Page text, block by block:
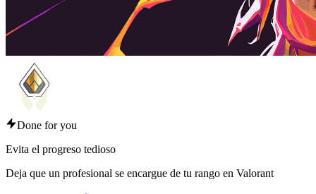
Done for you
Evita el progreso tedioso
Deja que un profesional se encargue de tu rango en Valorant